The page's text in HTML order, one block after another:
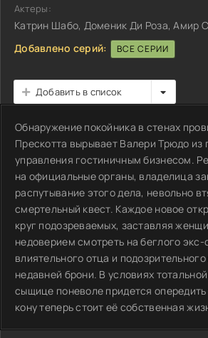
Актеры:
Катрин Шабо, Доменик Ди Роза, Амир
Добавлено серий:
ВСЕ СЕРИИ
Добавить в список
Обнаружение покойника в стенах
Прескотта вырывает Валери Трюдо из
управления гостиничным бизнесом.
на официальные органы, владелица
распутывание этого дела, невольно
смертельный квест. Каждое новое
круг подозреваемых, заставляя
недоверием смотреть на беглого экс-
влиятельного отца и
недавней брони. В условиях
сыщице поневоле придется опередить
кону теперь стоит её собственная